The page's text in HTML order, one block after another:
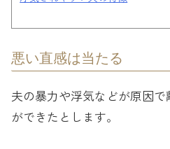
悪い直感は当たる
夫の暴力や浮気などが原因
ができたとします。